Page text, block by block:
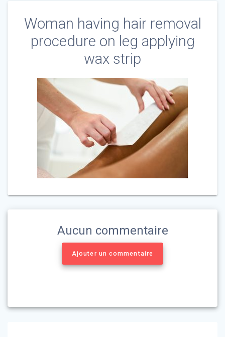
Woman having hair removal
procedure on leg applying
wax strip
Aucun commentaire
Ajouter un commentaire